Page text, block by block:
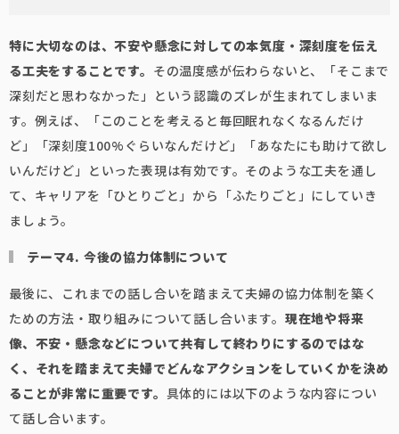
特に大切なのは、不安や懸念に対しての本気度・深刻度を伝え
る工夫をすることです。 その温度感が伝わらないと、「そこまで
深刻だと思わなかった」という認識のズレが生まれてしまいま
す。例えば、「このことを考えると毎回眠れなくなるんだけ
ど」「深刻度100%ぐらいなんだけど」「あなたにも助けて欲し
いんだけど」といった表現は有効です。そのような工夫を通し
て、キャリアを「ひとりごと」から「ふたりごと」にしていき
ましょう。
テーマ4. 今後の協力体制について
最後に、これまでの話し合いを踏まえて夫婦の協力体制を築く
ための方法・取り組みについて話し合います。 現在地や将来
像、不安・懸念などについて共有して終わりにするのではな
く、それを踏まえて夫婦でどんなアクションをしていくかを決め
ることが非常に重要です。 具体的には以下のような内容につい
て話し合います。